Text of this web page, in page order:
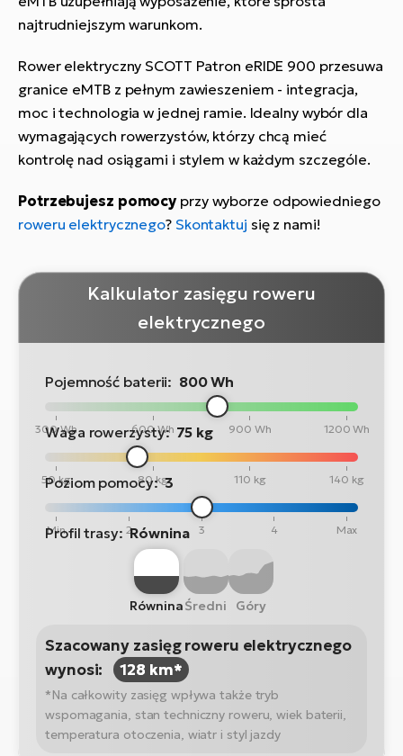
najtrudniejszym warunkom.
Rower elektryczny SCOTT Patron eRIDE 900 przesuwa
granice eMTB z pełnym zawieszeniem - integracja,
moc i technologia w jednej ramie. Idealny wybór dla
wymagających rowerzystów, którzy chcą mieć
kontrolę nad osiągami i stylem w każdym szczególe.
Potrzebujesz pomocyprzy wyborze odpowiedniego
roweru elektrycznego? Skontaktuj się z nami!
Kalkulator zasięgu roweru
elektrycznego
Pojemność baterii: 800 Wh
300 Wh 600 Wh 900 Wh 1200 Wh
Waga rowerzysty: 75 kg
50 kg 80 kg 110 kg 140 kg
Poziom pomocy: 3
Min 2 3 4 Max
Profil trasy: Równina
RówninaŚredni Góry
Szacowany zasięg roweru elektrycznego
wynosi:
128 km*
*Na całkowity zasięg wpływa także tryb
wspomagania, stan techniczny roweru, wiek baterii,
temperatura otoczenia, wiatr i styl jazdy